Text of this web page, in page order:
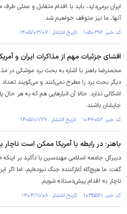
ایران برمی‌دارد، باید با اقدام متقابل و عملی
آنها، ما نیز متوقف خواهیم شد.
کد خبر: ۱۰۵۰۲۹۶ تاریخ انتشار : ۱۴۰۵/۰۳/۰۷
افشای جزئیات مهم از مذاکرات ایران و
محمدرضا باهنر با اشاره به بحث برد موشکی در
دیگر بحث برد را مطرح نمی‌کنند و می‌گویند
اشکالی ندارد. حالا آن انبار‌هایی هم که به هر
جایشان باشند.
کد خبر: ۱۰۴۶۰۵۲ تاریخ انتشار : ۱۴۰۵/۰۱/۲۷
باهنر: در رابطه با آمریکا ممکن است
دبیرکل جامعه اسلامی مهندسین با تأکید بر اینکه
گفت: ما هیچ‌گاه آغازکننده جنگ نبوده‌ایم، اما اگر
ناچار به اقدام پیش‌دستانه شویم.
کد خبر: ۱۰۳۵۵۶۱ تاریخ انتشار : ۱۴۰۴/۱۱/۰۸